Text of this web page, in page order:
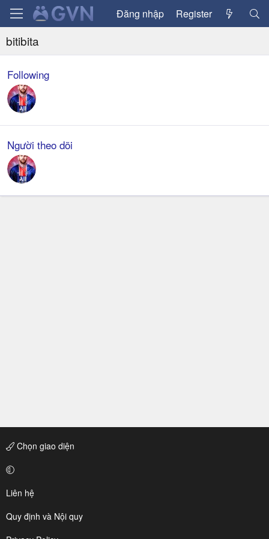
Đăng nhập Register
bitibita
Following
Người theo dõi
Chọn giao diện
Liên hệ
Quy định và Nội quy